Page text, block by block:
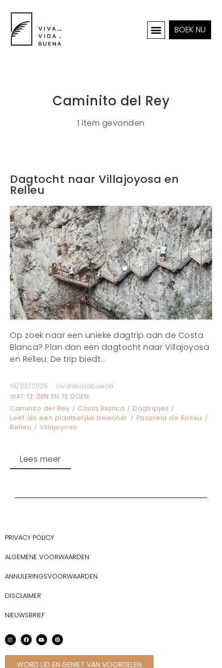
BOEK NU
Caminito del Rey
1 item gevonden
Dagtocht naar Villajoyosa en
Relleu
Op zoek naar een unieke dagtrip aan de Costa
Blanca? Plan dan een dagtocht naar Villajoyosa
en Relleu. De trip biedt...
19/03/2025
Vivalavidabuena
WAT TE ZIEN EN TE DOEN
Caminito del Rey
Costa Blanca
Dagtripjes
Leef als een plaatselijke bewoner
Pasarela de Relleu
Relleu
Villajoyosa
Lees meer
PRIVACY POLICY
ALGEMENE VOORWAARDEN
ANNULERINGSVOORWAARDEN
DISCLAIMER
NIEUWSBRIEF
WORD LID EN GENIET VAN VOORDELEN